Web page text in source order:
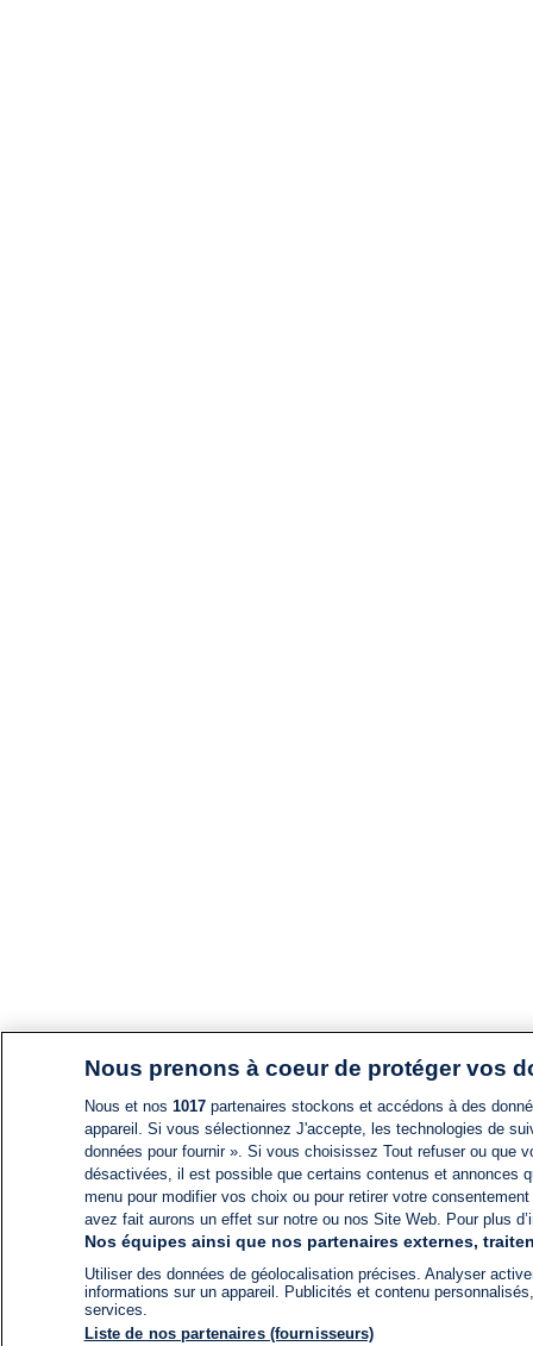
Nous prenons à coeur de protéger vos
Nous et nos 1017partenaires stockons et accédons à des
appareil. Si vous sélectionnez J'accepte, les technologies de
données pour fournir ». Si vous choisissez Tout refuser ou
désactivées, il est possible que certains contenus et annonces
menu pour modifier vos choix ou pour retirer votre
avez fait aurons un effet sur notre ou nos Site Web. Pour plus
Nos équipes ainsi que nos partenaires externes,
Utiliser des données de géolocalisation précises. Analyser
informations sur un appareil. Publicités et contenu
services.
Liste de nos partenaires (fournisseurs)